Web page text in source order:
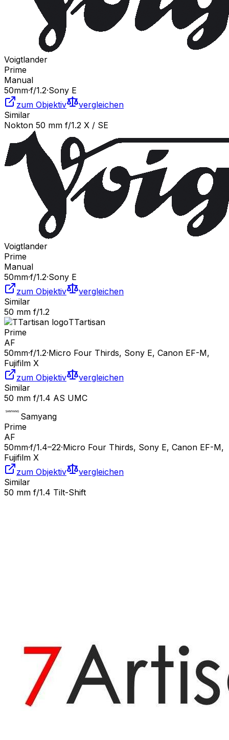
Voigtlander
Prime
Manual
50mm·f/1.2·Sony E
zum Objektiv
vergleichen
Similar
Nokton 50 mm f/1.2 X / SE
Voigtlander
Prime
Manual
50mm·f/1.2·Sony E
zum Objektiv
vergleichen
Similar
50 mm f/1.2
TTartisan
Prime
AF
50mm·f/1.2·Micro Four Thirds, Sony E, Canon EF-M,
Fujifilm X
zum Objektiv
vergleichen
Similar
50 mm f/1.4 AS UMC
Samyang
Prime
AF
50mm·f/1.4–22·Micro Four Thirds, Sony E, Canon EF-M,
Fujifilm X
zum Objektiv
vergleichen
Similar
50 mm f/1.4 Tilt-Shift